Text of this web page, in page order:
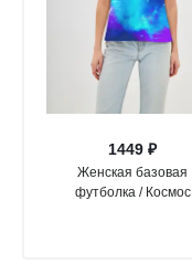
1449 ₽
Женская базовая
футболка / Космос